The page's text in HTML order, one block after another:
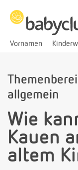
Vornamen
allgemein
Wie
Kauen
altem